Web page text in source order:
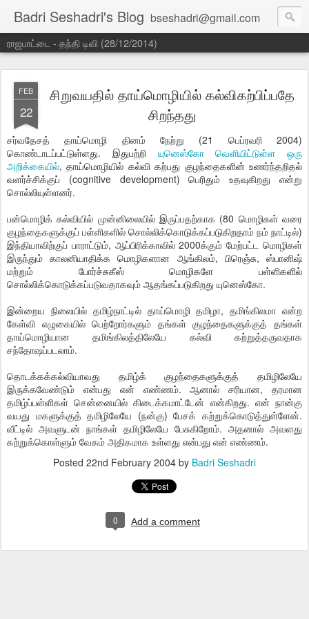
Badri Seshadri's Blog bseshadri@gmail.com
ராஜபாட்டை - தந்தி டிவி (28/12/2014)
FEB
22
சிறுவயதில் தாய்மொழியில் கல்விகற்பிப்பதே
சிறந்தது
சர்வதேசத் தாய்மொழி தினம் நேற்று (21 பெப்ரவரி 2004)
கொண்டாடப்பட்டுள்ளது. இதுபற்றி யுனெஸ்கோ வெளியிட்டுள்ள ஒரு
அறிக்கையில், தாய்மொழியில் கல்வி கற்பது குழந்தைகளின் உணர்ந்தறிதல்
வளர்ச்சிக்குப் (cognitive development) பெரிதும் உதவுகிறது என்று
சொல்லியுள்ளனர்.
பன்மொழிக் கல்வியில் முன்னிலையில் இருப்பதற்காக (80 மொழிகள் வரை
குழந்தைகளுக்குப் பள்ளிகளில் சொல்லிக்கொடுக்கப்படுகிறதாம் நம் நாட்டில்)
இந்தியாவிற்குப் பாராட்டும், ஆப்பிரிக்காவில் 2000க்கும் மேற்பட்ட மொழிகள்
இருந்தும் காலனியாதிக்க மொழிகளான ஆங்கிலம், பிரெஞ்சு, ஸ்பானிஷ்
மற்றும் போர்ச்சுகீஸ் மொழிகளே பள்ளிகளில்
சொல்லிக்கொடுக்கப்படுவதாகவும் ஆதங்கப்படுகிறது யுனெஸ்கோ.
இன்றைய நிலையில் தமிழ்நாட்டில் தாய்மொழி தமிழா, தமிங்கிலமா என்ற
கேள்வி எழுகையில் பெற்றோர்களும் தங்கள் குழந்தைகளுக்குத் தங்கள்
தாய்மொழியான தமிங்கிலத்திலேயே கல்வி கற்றுத்தருவதாக
சந்தோஷப்படலாம்.
தொடக்கக்கல்வியாவது தமிழ்க் குழந்தைகளுக்குத் தமிழிலேயே
இருக்கவேண்டும் என்பது என் எண்ணம். ஆனால் சரியான, தரமான
தமிழ்ப்பள்ளிகள் சென்னையில் கிடைக்கமாட்டேன் என்கிறது. என் நான்கு
வயது மகளுக்குத் தமிழிலேயே (நன்கு) பேசக் கற்றுக்கொடுத்துள்ளேன்.
வீட்டில் அவளுடன் நாங்கள் தமிழிலேயே பேசுகிறோம். அதனால் அவளது
கற்றுக்கொள்ளும் வேகம் அதிகமாக உள்ளது என்பது என் எண்ணம்.
Posted 22nd February 2004 by Badri Seshadri
0 Add a comment